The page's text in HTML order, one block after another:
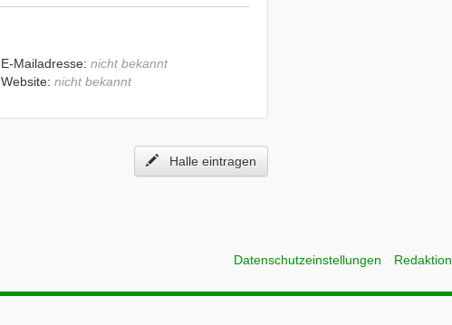
E-Mailadresse: nicht bekannt
Website: nicht bekannt
Halle eintragen
Datenschutzeinstellungen Redaktion